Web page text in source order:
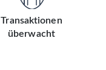
Transaktionen
überwacht